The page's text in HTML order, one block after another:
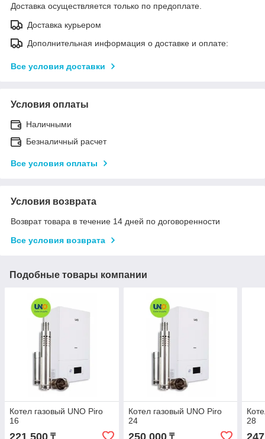
Доставка осуществляется только по предоплате.
Доставка курьером
Дополнительная информация о доставке и оплате:
Все условия доставки
Условия оплаты
Наличными
Безналичный расчет
Все условия оплаты
Условия возврата
Возврат товара в течение 14 дней по договоренности
Все условия возврата
Подобные товары компании
Котел газовый UNO Piro
16
Котел газовый UNO Piro
24
28